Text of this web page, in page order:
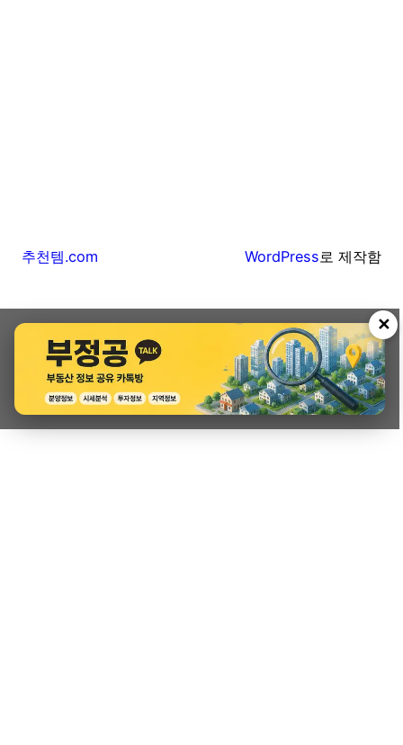
추천템.com WordPress로 제작함
✕